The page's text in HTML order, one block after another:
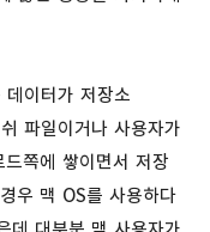
이터가 저장소
파일이거나 사용자가
쪽에 쌓이면서 저장
우 맥 OS를 사용하다